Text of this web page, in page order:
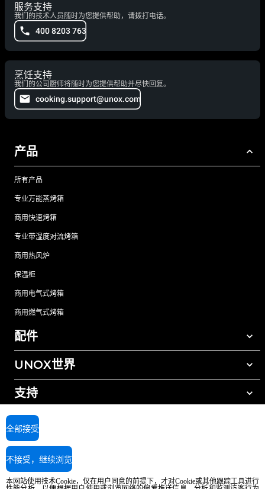
服务支持
我们的技术人员随时为您提供帮助，请拨打电话。
400 8203 763
烹饪支持
我们的公司厨师将随时为您提供帮助并尽快回复。
cooking.support@unox.com
产品
所有产品
专业万能蒸烤箱
商用快速烤箱
专业带湿度对流烤箱
商用热风炉
保温柜
商用电气式烤箱
商用燃气式烤箱
配件
所有配件
手动清洗清洁剂
树脂过滤水处理
反渗透水处理
UNOX世界
我们在全球的办事处
支持
UNOX质保
查找经销商
查找服务中心
AI Content Disclaimer
本网站使用技术Cookie，仅在用户同意的前提下，才对Cookie或其他跟踪工具进行
全部接受
不接受，继续浏览